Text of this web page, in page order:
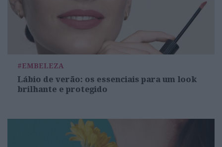
#EMBELEZA
Lábio de verão: os essenciais para um look
brilhante e protegido